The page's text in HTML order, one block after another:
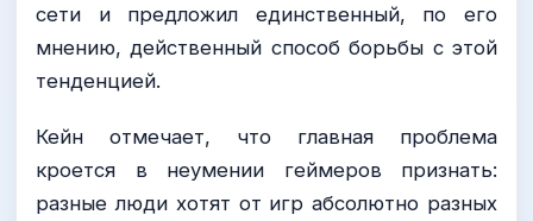
сети и предложил единственный, по его
мнению, действенный способ борьбы с этой
тенденцией.
Кейн отмечает, что главная проблема
кроется в неумении геймеров признать:
разные люди хотят от игр абсолютно разных